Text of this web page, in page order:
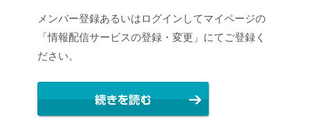
メンバー登録あるいはログインしてマイページの
「情報配信サービスの登録・変更」にてご登録く
ださい。